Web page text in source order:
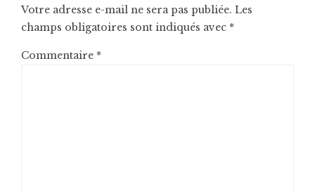
Votre adresse e-mail ne sera pas publiée. Les
champs obligatoires sont indiqués avec *
Commentaire *